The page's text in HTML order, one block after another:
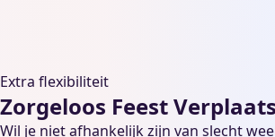
Extra flexibiliteit
Zorgeloos Feest
Wil je niet afhankelijk zijn van slecht